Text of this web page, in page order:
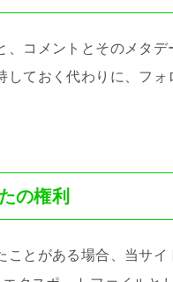
、コメントとそのメタ
しておく代わりに、フ
の権利
ことがある場合、当サ